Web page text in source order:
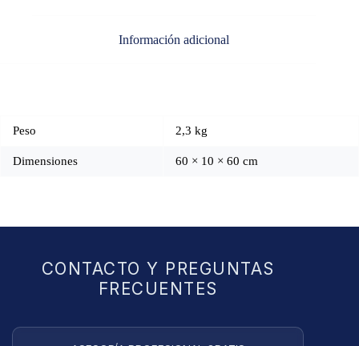
Información adicional
Peso 2,3 kg
Dimensiones 60 × 10 × 60 cm
CONTACTO Y PREGUNTAS
FRECUENTES